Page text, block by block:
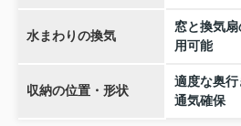
水まわりの換気
窓と換気扇
用可能
収納の位置・形状
適度な奥行
通気確保